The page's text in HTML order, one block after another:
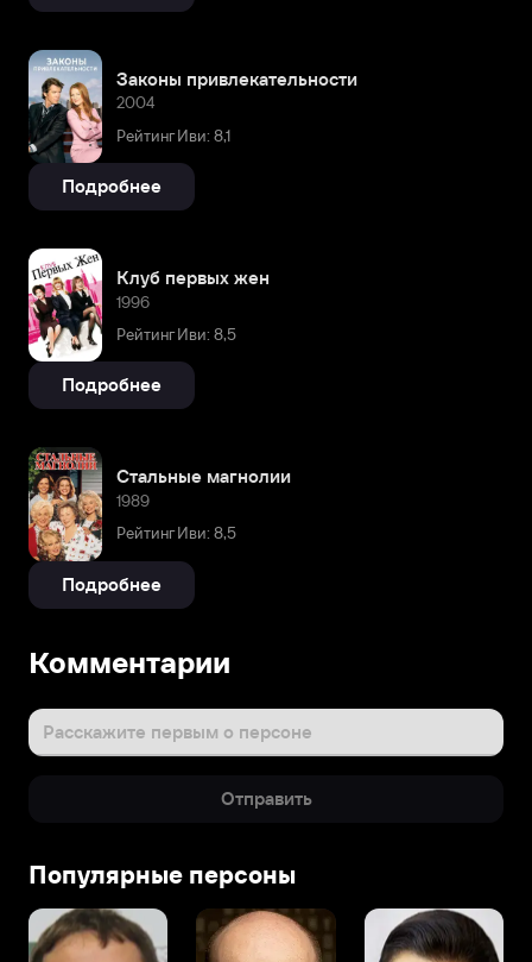
Законы привлекательности
2004
Рейтинг Иви: 8,1
Подробнее
Клуб первых жен
1996
Рейтинг Иви: 8,5
Подробнее
Стальные магнолии
1989
Рейтинг Иви: 8,5
Подробнее
Комментарии
Расскажите первым о персоне
Отправить
Популярные персоны